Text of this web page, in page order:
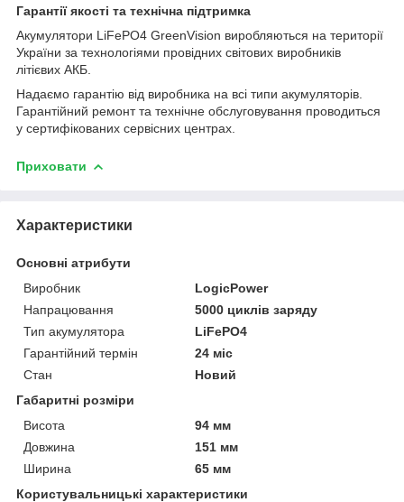
Гарантії якості та технічна підтримка
Акумулятори LiFePO4 GreenVision виробляються на території
України за технологіями провідних світових виробників
літієвих АКБ.
Надаємо гарантію від виробника на всі типи акумуляторів.
Гарантійний ремонт та технічне обслуговування проводиться
у сертифікованих сервісних центрах.
Приховати
Характеристики
Основні атрибути
Виробник
LogicPower
Напрацювання
5000 циклів заряду
Тип акумулятора
LiFePO4
Гарантійний термін
24 міс
Стан
Новий
Габаритні розміри
Висота
94 мм
Довжина
151 мм
Ширина
65 мм
Користувальницькі характеристики